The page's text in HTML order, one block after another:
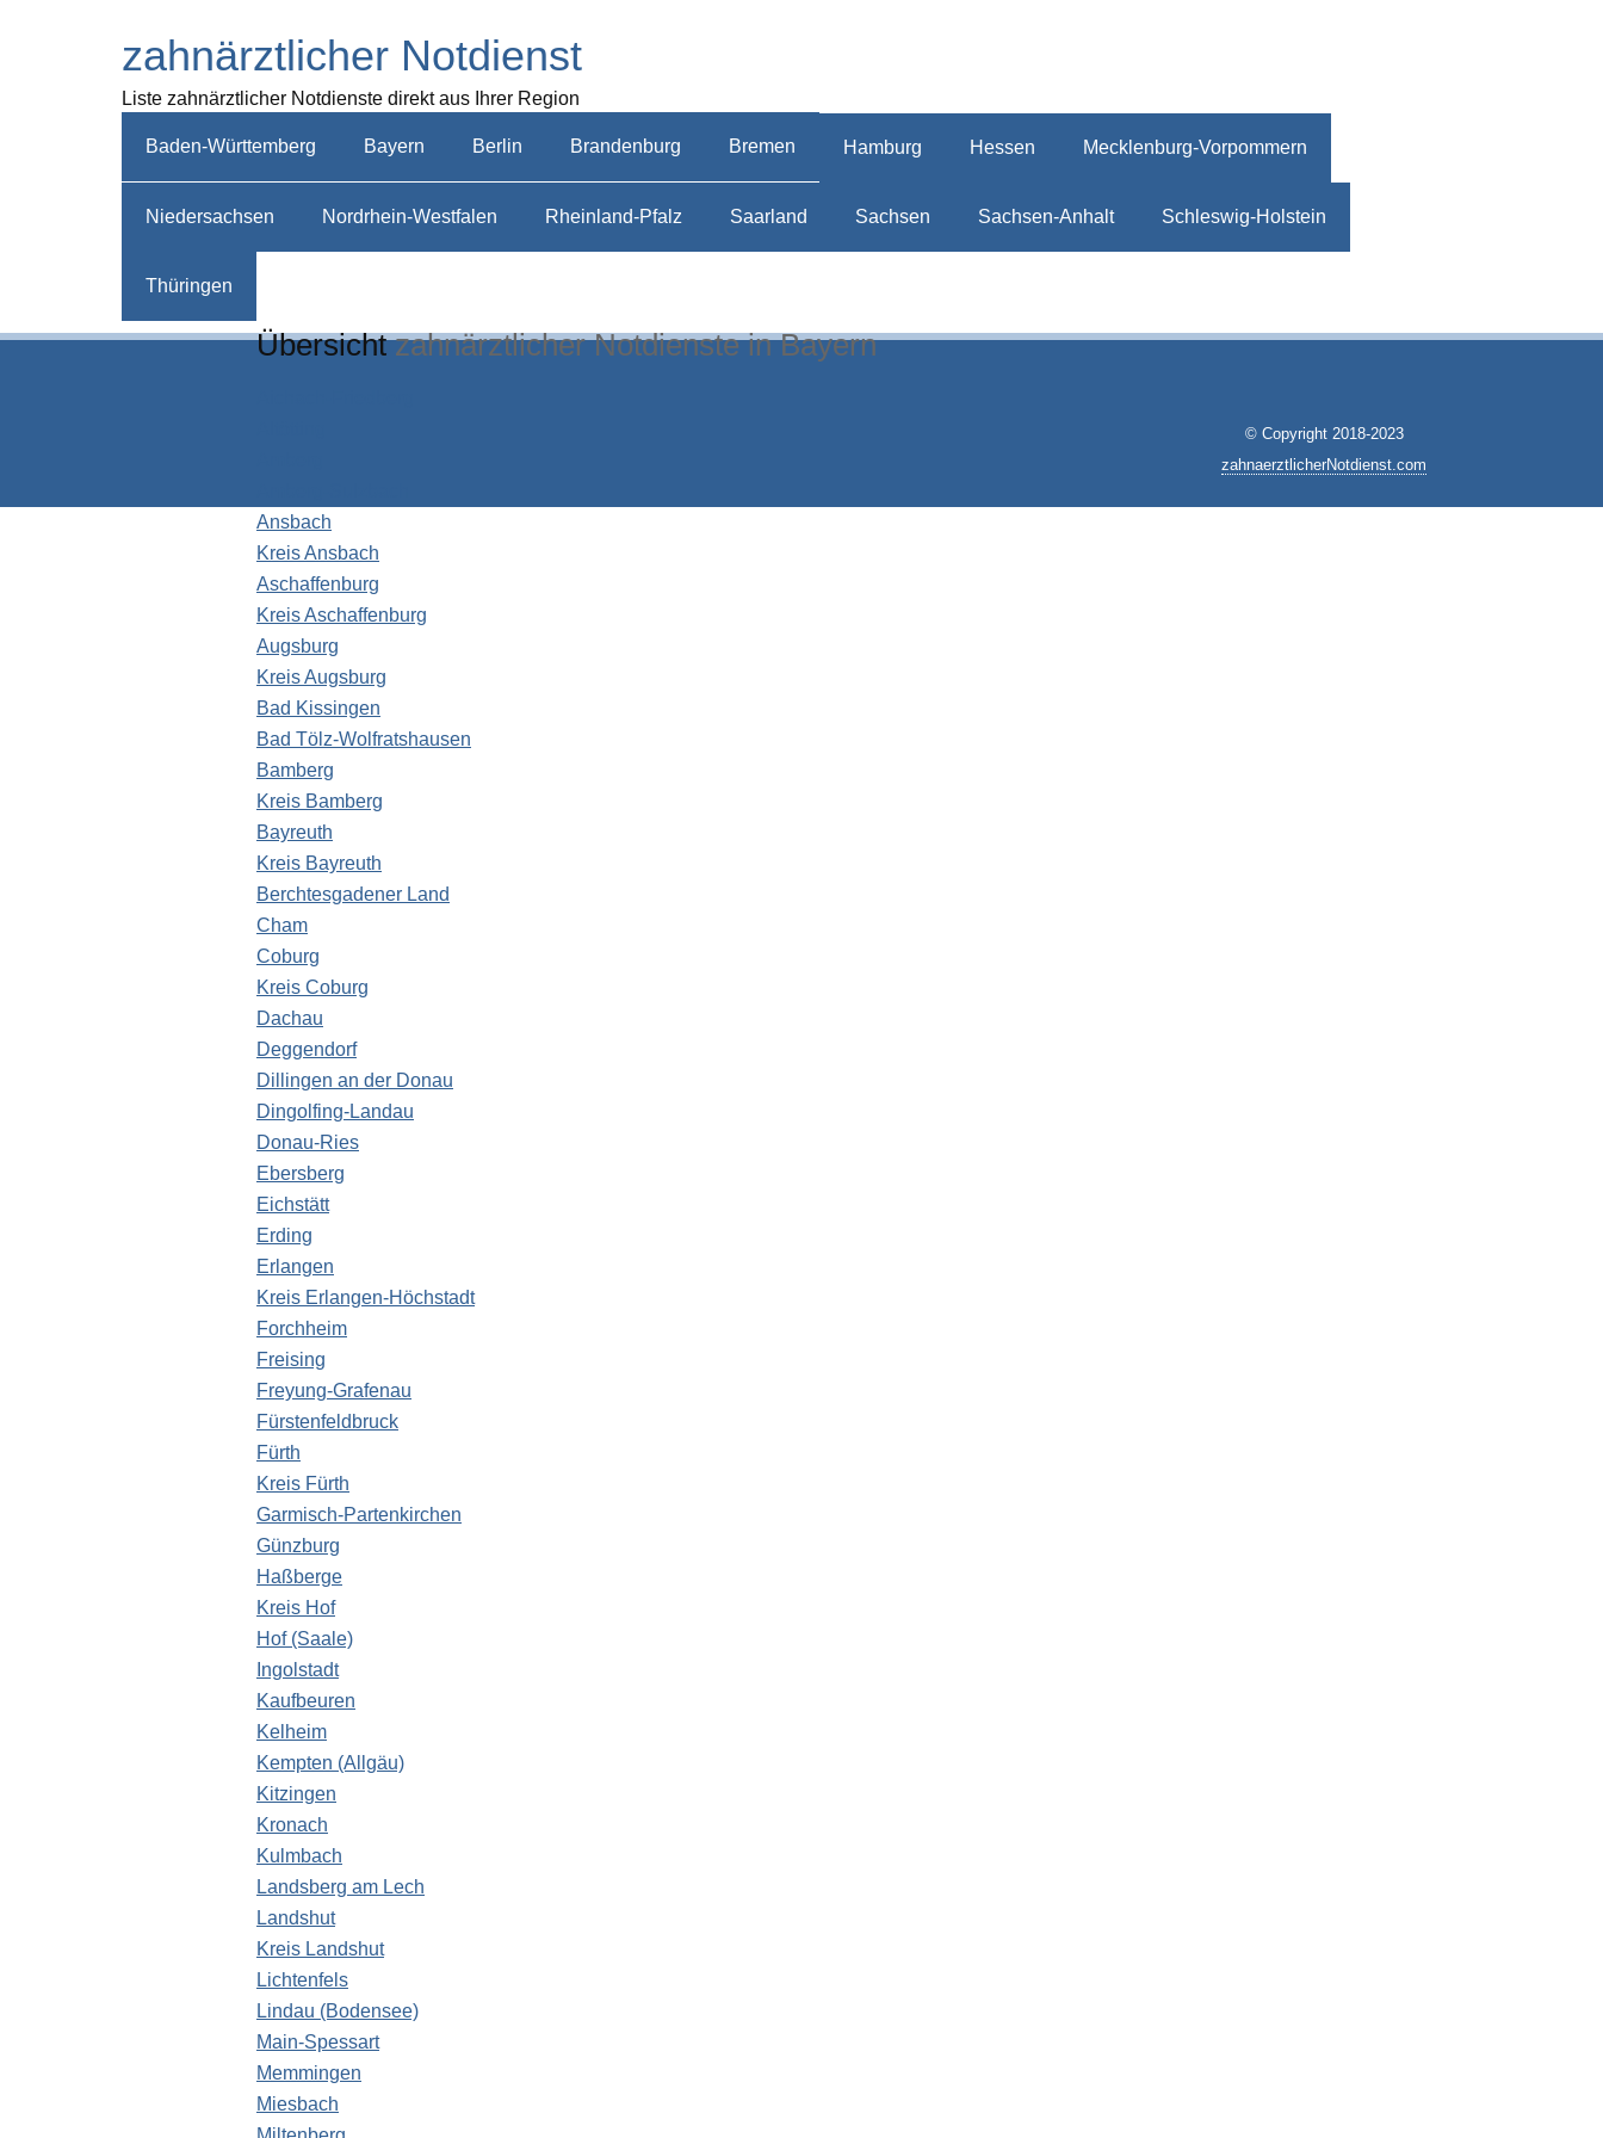
zahnärztlicher Notdienst
Liste zahnärztlicher Notdienste direkt aus Ihrer Region
Baden-Württemberg Bayern Berlin Brandenburg Bremen Hamburg Hessen Mecklenburg-Vorpommern
Niedersachsen Nordrhein-Westfalen Rheinland-Pfalz Saarland Sachsen Sachsen-Anhalt Schleswig-Holstein
Thüringen
Übersichtzahnärztlicher Notdienste in Bayern
Ansbach
Kreis Ansbach
Aschaffenburg
Kreis Aschaffenburg
Augsburg
Kreis Augsburg
Bad Kissingen
Bad Tölz-Wolfratshausen
Bamberg
Kreis Bamberg
Bayreuth
Kreis Bayreuth
Berchtesgadener Land
Cham
Coburg
Kreis Coburg
Dachau
Deggendorf
Dillingen an der Donau
Dingolfing-Landau
Donau-Ries
Ebersberg
Eichstätt
Erding
Erlangen
Kreis Erlangen-Höchstadt
Forchheim
Freising
Freyung-Grafenau
Fürstenfeldbruck
Fürth
Kreis Fürth
Garmisch-Partenkirchen
Günzburg
Haßberge
Kreis Hof
Hof (Saale)
Ingolstadt
Kaufbeuren
Kelheim
Kempten (Allgäu)
Kitzingen
Kronach
Kulmbach
Landsberg am Lech
Landshut
Kreis Landshut
Lichtenfels
Lindau (Bodensee)
Main-Spessart
Memmingen
Miesbach
© Copyright 2018-2023
zahnaerztlicherNotdienst.com